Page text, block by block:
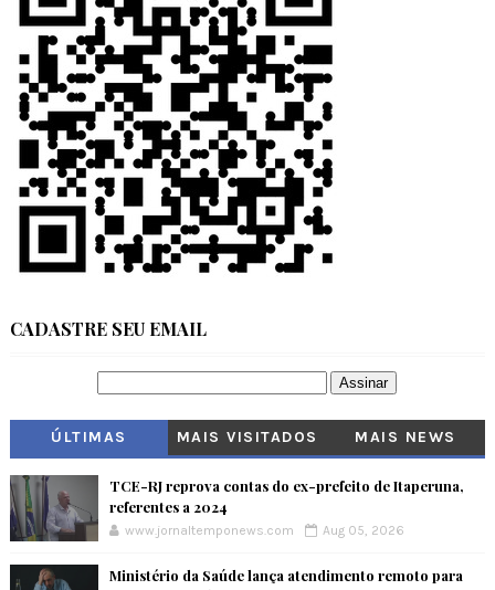
CADASTRE SEU EMAIL
ÚLTIMAS MAIS VISITADOS MAIS NEWS
TCE-RJ reprova contas do ex-prefeito de Itaperuna,
referentes a 2024
www.jornaltemponews.com Aug 05, 2026
Ministério da Saúde lança atendimento remoto para